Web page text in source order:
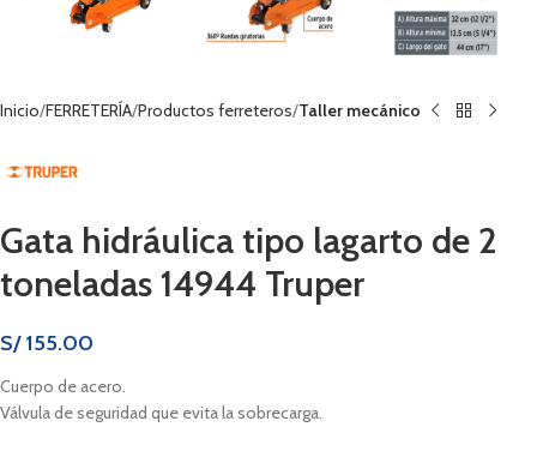
Inicio FERRETERÍA Productos ferreteros Taller mecánico
Gata hidráulica tipo lagarto de 2
toneladas 14944 Truper
S/155.00
Cuerpo de acero.
Válvula de seguridad que evita la sobrecarga.